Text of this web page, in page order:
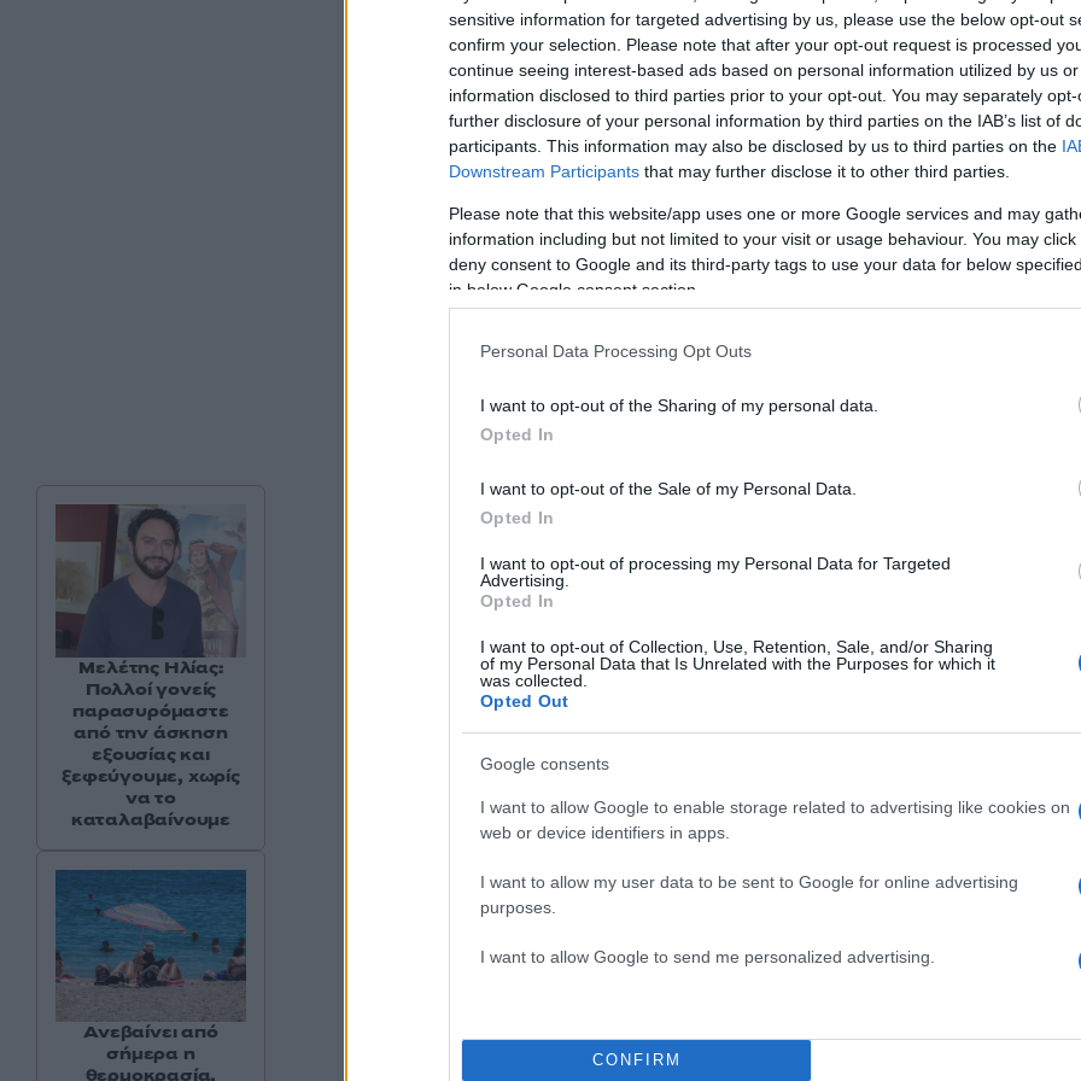
sensitive information for targeted advertising by us, please use the below opt-out
confirm your selection. Please note that after your opt-out request is processed
continue seeing interest-based ads based on personal information utilized by us
information disclosed to third parties prior to your opt-out. You may separately
further disclosure of your personal information by third parties on the IAB’s list of
participants. This information may also be disclosed by us to third parties on the
Downstream Participants that may further disclose it to other third parties.
Please note that this website/app uses one or more Google services and may
information including but not limited to your visit or usage behaviour. You may
deny consent to Google and its third-party tags to use your data for below
in below Google consent section.
Personal Data Processing Opt Outs
I want to opt-out of the Sharing of my personal data.
Opted In
I want to opt-out of the Sale of my Personal Data.
Opted In
I want to opt-out of processing my Personal Data for Targeted
Advertising.
Opted In
I want to opt-out of Collection, Use, Retention, Sale, and/or Sharing
of my Personal Data that Is Unrelated with the Purposes for which it
was collected.
Opted Out
Google consents
I want to allow Google to enable storage related to advertising like cookies on
web or device identifiers in apps.
I want to allow my user data to be sent to Google for online advertising
purposes.
I want to allow Google to send me personalized advertising.
CONFIRM
ΔΙΑΦΗΜΙΣΗ
Μελέτης Ηλίας:
Πολλοί γονείς
παρασυρόμαστε
από την άσκηση
εξουσίας και
ξεφεύγουμε, χωρίς
να το
καταλαβαίνουμε
Ανεβαίνει από
σήμερα η
θερμοκρασία,